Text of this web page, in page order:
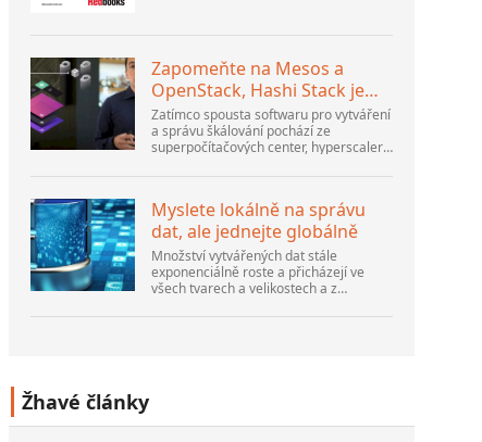
Distributed PlatformsListopad 2005
Zapomeňte na Mesos a
OpenStack, Hashi Stack je
nová další platforma
Zatímco spousta softwaru pro vytváření
a správu škálování pochází ze
superpočítačových center, hyperscalerů
stále existuje spousta inovací, které
Myslete lokálně na správu
dat, ale jednejte globálně
Množství vytvářených dat stále
exponenciálně roste a přicházejí ve
všech tvarech a velikostech a z
stále více – nestrukturovaný a je to
Žhavé články